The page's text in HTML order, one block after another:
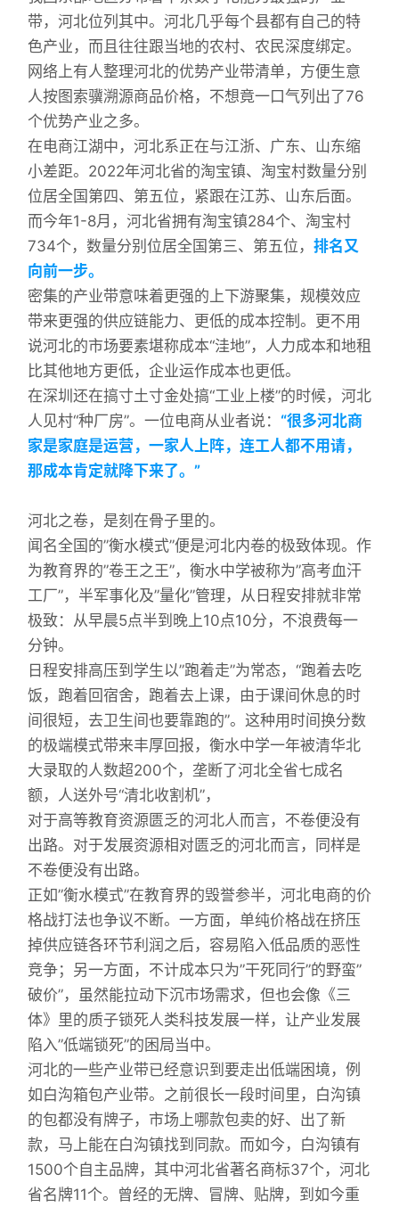
带，河北位列其中。河北几乎每个县都有自己的特
色产业，而且往往跟当地的农村、农民深度绑定。
网络上有人整理河北的优势产业带清单，方便生意
人按图索骥溯源商品价格，不想竟一口气列出了76
个优势产业之多。
在电商江湖中，河北系正在与江浙、广东、山东缩
小差距。2022年河北省的淘宝镇、淘宝村数量分别
位居全国第四、第五位，紧跟在江苏、山东后面。
而今年1-8月，河北省拥有淘宝镇284个、淘宝村
734个，数量分别位居全国第三、第五位， 排名又
向前一步。
密集的产业带意味着更强的上下游聚集，规模效应
带来更强的供应链能力、更低的成本控制。更不用
说河北的市场要素堪称成本“洼地”，人力成本和地租
比其他地方更低，企业运作成本也更低。
在深圳还在搞寸土寸金处搞“工业上楼”的时候，河北
人见村“种厂房”。一位电商从业者说： “很多河北商
家是家庭是运营，一家人上阵，连工人都不用请，
那成本肯定就降下来了。”
河北之卷，是刻在骨子里的。
闻名全国的”衡水模式”便是河北内卷的极致体现。作
为教育界的”卷王之王”，衡水中学被称为”高考血汗
工厂”，半军事化及”量化”管理，从日程安排就非常
极致：从早晨5点半到晚上10点10分，不浪费每一
分钟。
日程安排高压到学生以”跑着走”为常态，“跑着去吃
饭，跑着回宿舍，跑着去上课，由于课间休息的时
间很短，去卫生间也要靠跑的”。这种用时间换分数
的极端模式带来丰厚回报，衡水中学一年被清华北
大录取的人数超200个，垄断了河北全省七成名
额，人送外号“清北收割机”，
对于高等教育资源匮乏的河北人而言，不卷便没有
出路。对于发展资源相对匮乏的河北而言，同样是
不卷便没有出路。
正如”衡水模式”在教育界的毁誉参半，河北电商的价
格战打法也争议不断。一方面，单纯价格战在挤压
掉供应链各环节利润之后，容易陷入低品质的恶性
竞争；另一方面，不计成本只为”干死同行”的野蛮”
破价”，虽然能拉动下沉市场需求，但也会像《三
体》里的质子锁死人类科技发展一样，让产业发展
陷入”低端锁死”的困局当中。
河北的一些产业带已经意识到要走出低端困境，例
如白沟箱包产业带。之前很长一段时间里，白沟镇
的包都没有牌子，市场上哪款包卖的好、出了新
款，马上能在白沟镇找到同款。而如今，白沟镇有
1500个自主品牌，其中河北省著名商标37个，河北
省名牌11个。曾经的无牌、冒牌、贴牌，到如今重